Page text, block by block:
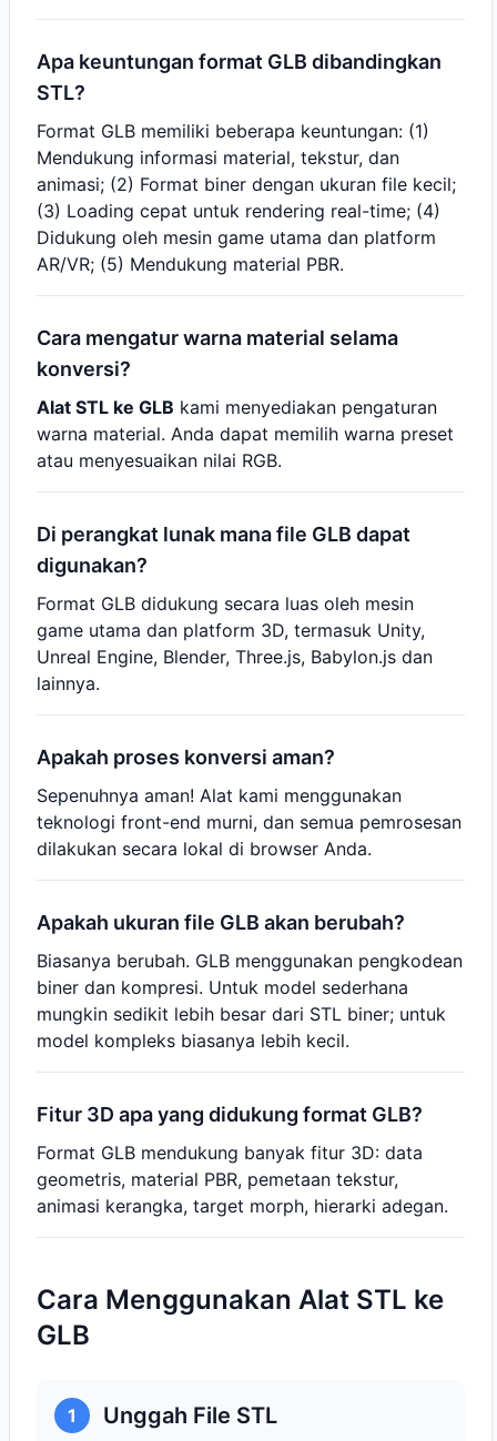
Apa keuntungan format GLB dibandingkan
STL?
Format GLB memiliki beberapa keuntungan: (1)
Mendukung informasi material, tekstur, dan
animasi; (2) Format biner dengan ukuran file kecil;
(3) Loading cepat untuk rendering real-time; (4)
Didukung oleh mesin game utama dan platform
AR/VR; (5) Mendukung material PBR.
Cara mengatur warna material selama
konversi?
Alat STL ke GLB kami menyediakan pengaturan
warna material. Anda dapat memilih warna preset
atau menyesuaikan nilai RGB.
Di perangkat lunak mana file GLB dapat
digunakan?
Format GLB didukung secara luas oleh mesin
game utama dan platform 3D, termasuk Unity,
Unreal Engine, Blender, Three.js, Babylon.js dan
lainnya.
Apakah proses konversi aman?
Sepenuhnya aman! Alat kami menggunakan
teknologi front-end murni, dan semua pemrosesan
dilakukan secara lokal di browser Anda.
Apakah ukuran file GLB akan berubah?
Biasanya berubah. GLB menggunakan pengkodean
biner dan kompresi. Untuk model sederhana
mungkin sedikit lebih besar dari STL biner; untuk
model kompleks biasanya lebih kecil.
Fitur 3D apa yang didukung format GLB?
Format GLB mendukung banyak fitur 3D: data
geometris, material PBR, pemetaan tekstur,
animasi kerangka, target morph, hierarki adegan.
Cara Menggunakan Alat STL ke
GLB
1 Unggah File STL